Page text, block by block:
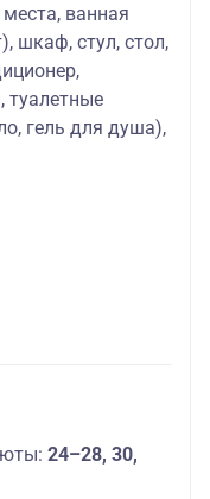
ванная
шкаф, стул, стол,
туалетные
гель для душа),
24–28, 30,